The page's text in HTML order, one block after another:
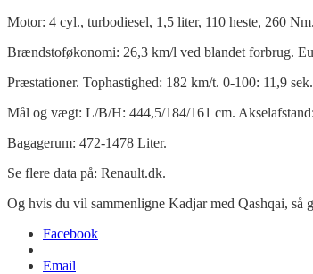
Motor: 4 cyl., turbodiesel, 1,5 liter, 110 heste, 260 Nm.
Brændstoføkonomi: 26,3 km/l ved blandet forbrug.
Præstationer. Tophastighed: 182 km/t. 0-100: 11,9 sek.
Mål og vægt: L/B/H: 444,5/184/161 cm.
Bagagerum: 472-1478 Liter.
Se flere data på: Renault.dk.
Og hvis du vil sammenligne Kadjar med Qashqai, så
Facebook
Email